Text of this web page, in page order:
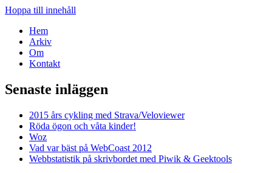
Hoppa till innehåll
Hem
Arkiv
Om
Kontakt
Senaste inläggen
2015 års cykling med Strava/Veloviewer
Röda ögon och våta kinder!
Woz
Vad var bäst på WebCoast 2012
Webbstatistik på skrivbordet med Piwik & Geektools